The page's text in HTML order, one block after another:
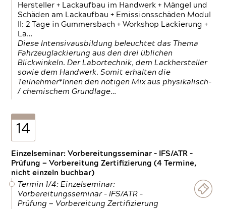
Hersteller + Lackaufbau im Handwerk + Mängel und
Schäden am Lackaufbau + Emissionsschäden Modul
II: 2 Tage in Gummersbach + Workshop Lackierung +
La…
Diese Intensivausbildung beleuchtet das Thema
Fahrzeuglackierung aus den drei üblichen
Blickwinkeln. Der Labortechnik, dem Lackhersteller
sowie dem Handwerk. Somit erhalten die
Teilnehmer*Innen den nötigen Mix aus physikalisch-
/ chemischem Grundlage…
14
Einzelseminar: Vorbereitungsseminar - IFS/ATR -
Prüfung — Vorbereitung Zertifizierung (4 Termine,
nicht einzeln buchbar)
Termin 1/4: Einzelseminar:
Vorbereitungsseminar - IFS/ATR -
Prüfung — Vorbereitung Zertifizierung